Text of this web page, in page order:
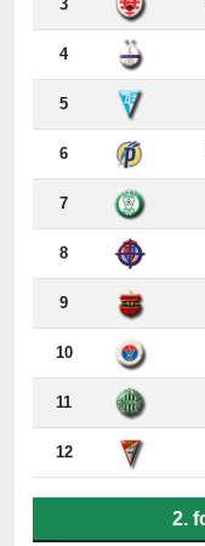
4
5
6
7
8
9
10
11
12
ZTE